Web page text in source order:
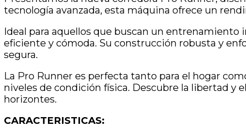
tecnología avanzada, esta máquina ofrece un
Ideal para aquellos que buscan un
eficiente y cómoda. Su construcción robusta y
segura.
La Pro Runner es perfecta tanto para el hogar
niveles de condición física. Descubre la libertad y
horizontes.
CARACTERISTICAS: